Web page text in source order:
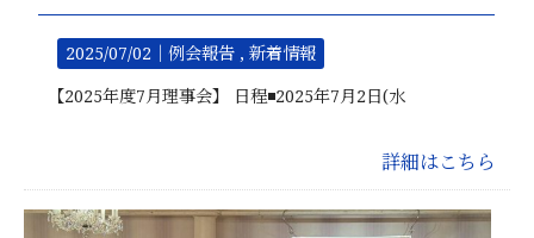
2025/07/02｜ 例会報告 新着情報
【2025年度7月理事会】 日程◾️2025年7月2日(水
詳細はこちら